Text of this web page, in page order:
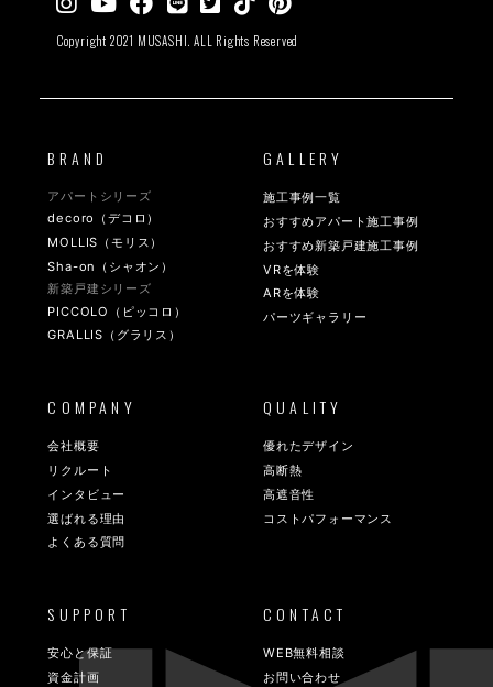
Copyright 2021 MUSASHI. ALL Rights Reserved
BRAND
アパートシリーズ
decoro（デコロ）
MOLLIS（モリス）
Sha-on（シャオン）
新築戸建シリーズ
PICCOLO（ピッコロ）
GRALLIS（グラリス）
GALLERY
施工事例一覧
おすすめアパート施工事例
おすすめ新築戸建施工事例
VRを体験
ARを体験
パーツギャラリー
COMPANY
会社概要
リクルート
インタビュー
選ばれる理由
よくある質問
QUALITY
優れたデザイン
高断熱
高遮音性
コストパフォーマンス
SUPPORT
安心と保証
資金計画
CONTACT
WEB無料相談
お問い合わせ